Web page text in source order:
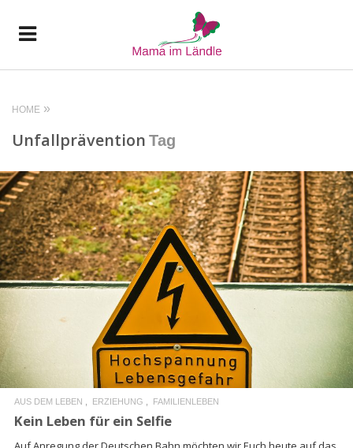
HOME
Unfallprävention Tag
READ MORE
AUS DEM LEBEN ERZIEHUNG FAMILIENLEBEN
Kein Leben für ein Selfie